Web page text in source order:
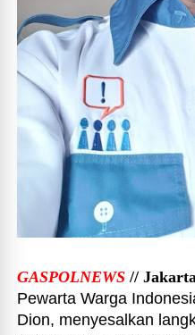
GASPOLNEWS // Jakarta
Pewarta Warga
Dion, menyesalkan